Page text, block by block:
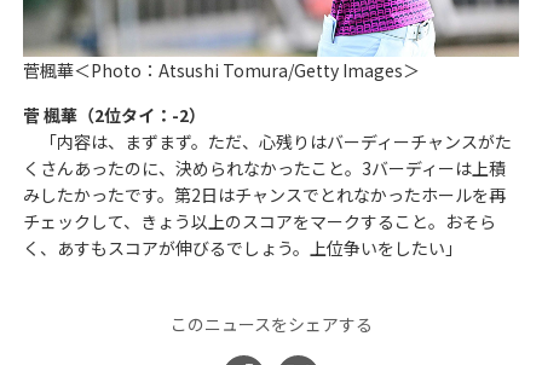
菅楓華＜Photo：Atsushi Tomura/Getty Images＞
菅 楓華（2位タイ：-2）
「内容は、まずまず。ただ、心残りはバーディーチャンスがた
くさんあったのに、決められなかったこと。3バーディーは上積
みしたかったです。第2日はチャンスでとれなかったホールを再
チェックして、きょう以上のスコアをマークすること。おそら
く、あすもスコアが伸びるでしょう。上位争いをしたい」
このニュースをシェアする